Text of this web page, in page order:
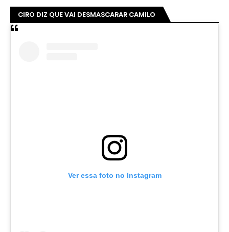
CIRO DIZ QUE VAI DESMASCARAR CAMILO
Ver essa foto no Instagram